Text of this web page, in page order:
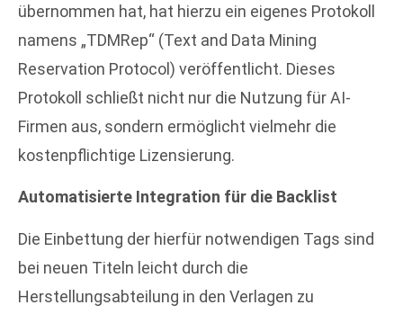
übernommen hat, hat hierzu ein eigenes Protokoll
namens „TDMRep“ (Text and Data Mining
Reservation Protocol) veröffentlicht. Dieses
Protokoll schließt nicht nur die Nutzung für AI-
Firmen aus, sondern ermöglicht vielmehr die
kostenpflichtige Lizensierung.
Automatisierte Integration für die Backlist
Die Einbettung der hierfür notwendigen Tags sind
bei neuen Titeln leicht durch die
Herstellungsabteilung in den Verlagen zu